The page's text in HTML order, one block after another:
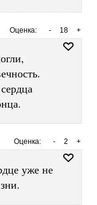
Оценка: +
18
-
Оценка: +
2
-
уже не